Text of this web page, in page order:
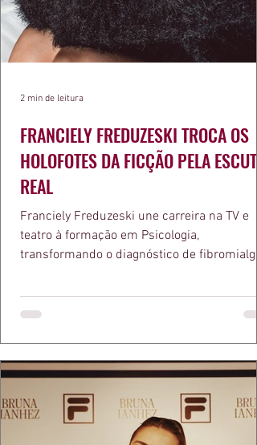
FRANCIELY FREDUZESKI TROCA OS
HOLOFOTES DA FICÇÃO PELA ESCUTA
REAL
Franciely Freduzeski une carreira na TV e
teatro à formação em Psicologia,
transformando o diagnóstico de fibromialgia
medalha Chiquinha Gonzaga.
2 min de leitura